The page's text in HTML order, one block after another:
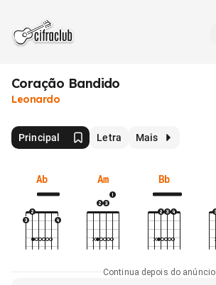
Coração Bandido
Leonardo
Principal Letra Mais
Ab Am Bb
Continua depois do anúncio